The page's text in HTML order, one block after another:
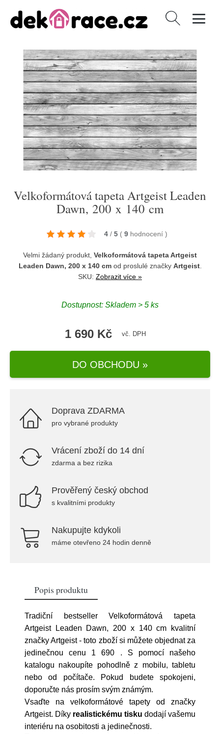
Vyhledávání
Velkoformátová tapeta Artgeist Leaden
Dawn, 200 x 140 cm
4 / 5 ( 9 hodnocení )
Velmi žádaný produkt, Velkoformátová tapeta Artgeist
Leaden Dawn, 200 x 140 cmod proslulé značky Artgeist.
SKU: Zobrazit více »
Dostupnost: Skladem > 5 ks
1 690 Kč vč. DPH
DO OBCHODU »
Doprava ZDARMA
pro vybrané produkty
Vrácení zboží do 14 dní
zdarma a bez rizika
Prověřený český obchod
s kvalitními produkty
Nakupujte kdykoli
máme otevřeno 24 hodin denně
Popis produktu
Tradiční bestseller Velkoformátová tapeta
Artgeist Leaden Dawn, 200 x 140 cm kvalitní
značky Artgeist - toto zboží si můžete objednat za
jedinečnou cenu 1 690 . S pomocí našeho
katalogu nakoupíte pohodlně z mobilu, tabletu
nebo od počítače. Pokud budete spokojeni,
doporučte nás prosím svým známým.
Vsaďte na velkoformátové tapety od značky
Artgeist. Díky realistickému tisku dodají vašemu
interiéru na osobitosti a jedinečnosti.